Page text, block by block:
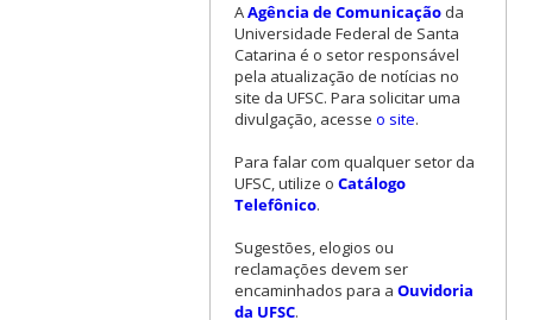
AAgência de Comunicaçãoda
Universidade Federal de Santa
Catarina é o setor responsável
pela atualização de notícias no
site da UFSC. Para solicitar uma
divulgação, acesse o site.
Para falar com qualquer setor da
UFSC, utilize o Catálogo
Telefônico.
Sugestões, elogios ou
reclamações devem ser
encaminhados para a Ouvidoria
da UFSC.